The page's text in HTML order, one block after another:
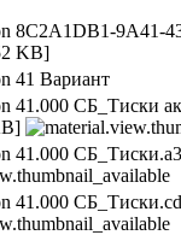
8C2A1DB1-9A41-
KB]
41 Вариант
41.000 СБ_Тиски
41.000
41.000